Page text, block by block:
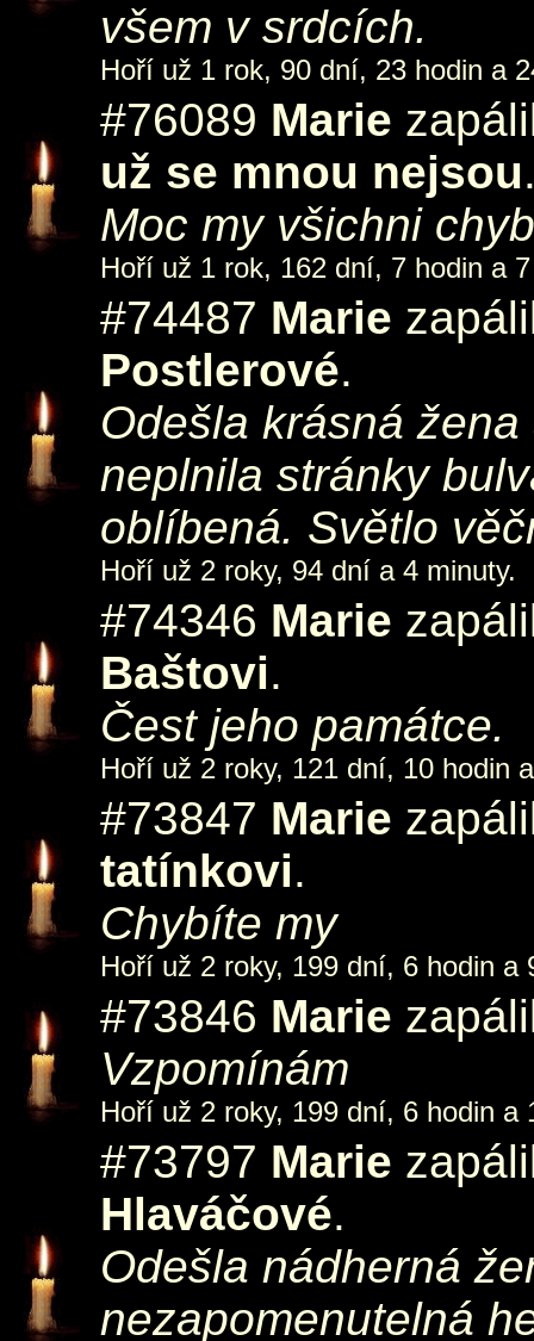
všem v srdcích.
Hoří už 1 rok, 90 dní, 23 hodin a
#76089 Marie
už se mnou nejsou
Moc my všichni
Hoří už 1 rok, 162 dní, 7 hodin a
#74487 Marie
Postlerové.
Odešla krásná
neplnila stránky
oblíbená. Světlo
Hoří už 2 roky, 94 dní a 4 minuty.
#74346 Marie
Baštovi.
Čest jeho památce.
Hoří už 2 roky, 121 dní, 10 hodin
#73847 Marie
tatínkovi.
Chybíte my
Hoří už 2 roky, 199 dní, 6 hodin a
#73846 Marie
Vzpomínám
Hoří už 2 roky, 199 dní, 6 hodin a
#73797 Marie
Hlaváčové.
Odešla nádherná
nezapomenutelná